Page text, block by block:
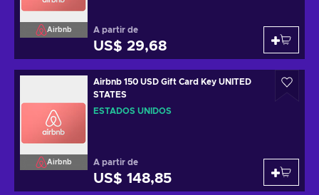
Airbnb A partir de
US$ 29,68
Airbnb
Airbnb 150 USD Gift Card Key UNITED
STATES
ESTADOS UNIDOS
A partir de
US$ 148,85